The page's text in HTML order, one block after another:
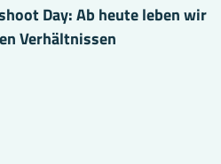
Day: Ab heute leben wir
Verhältnissen